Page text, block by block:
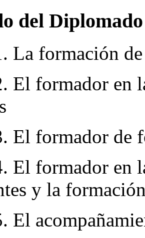
del
La formación
El formador en
El formador de
El formador en
y la
El